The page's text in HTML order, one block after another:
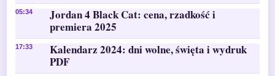
05:34
Jordan 4 Black Cat: cena, rzadkość i
premiera 2025
17:33
Kalendarz 2024: dni wolne, święta i wydruk
PDF